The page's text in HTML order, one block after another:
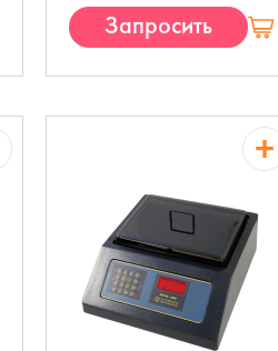
Запросить